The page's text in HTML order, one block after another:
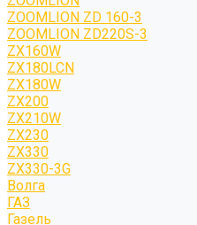
ZOOMLION ZD 160-3
ZOOMLION ZD220S-3
ZX160W
ZX180LCN
ZX180W
ZX200
ZX210W
ZX230
ZX330
ZX330-3G
Волга
ГАЗ
Газель